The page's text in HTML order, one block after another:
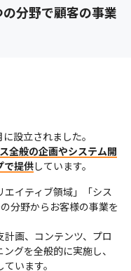
分野で顧客の事業
全般の企画やシステム開
で提供しています。
イティブ領域」「シス
分野からお客様の事業を
画、コンテンツ、プロ
グを全般的に実施し、
います。